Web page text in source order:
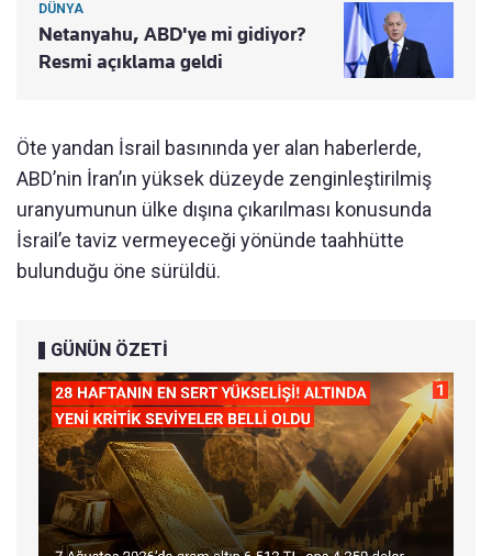
DÜNYA
Netanyahu, ABD'ye mi gidiyor?
Resmi açıklama geldi
Öte yandan İsrail basınında yer alan haberlerde,
ABD’nin İran’ın yüksek düzeyde zenginleştirilmiş
uranyumunun ülke dışına çıkarılması konusunda
İsrail’e taviz vermeyeceği yönünde taahhütte
bulunduğu öne sürüldü.
GÜNÜN ÖZETİ